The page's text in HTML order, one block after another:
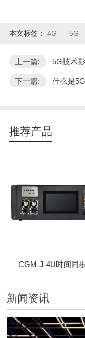
本文标签： 4G 5G
上一篇: 5G技术
下一篇: 什么是
推荐产品
CGM-J-4U时间同
新闻资讯